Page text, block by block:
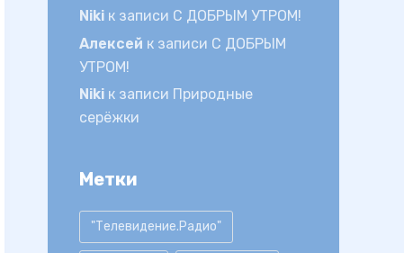
Niki к записи С ДОБРЫМ УТРОМ!
Алексей к записи С ДОБРЫМ
УТРОМ!
Niki к записи Природные
серёжки
Метки
"Телевидение.Радио"